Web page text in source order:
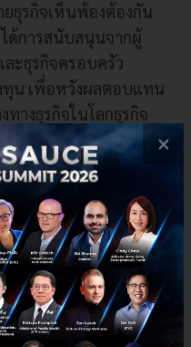
ยธุรกิจเห็นพ้องต้องกัน
ได้การสนับสนุนจากผู้
ะธุรกิจครอบครัว
ทุน เพื่อหวังผลตอบแทน
ทางธุรกิจในโลกธุรกิจ
นสูง” Mr. Jeffrey Seah
ล่าว
Ventures Asia Fund II
รสนับสนุนจากนักลงทุน
เงินทุนก้อนแรกเป็นเงิน
องหุ้นส่วนและผู้จัดการ
×